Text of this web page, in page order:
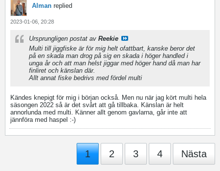
Alman replied
2023-01-06, 20:28
Ursprungligen postat av Reekie
Multi till jiggfiske är för mig helt ofattbart, kanske beror det
på en skada man drog på sig en skada i höger handled i
unga år och att man helst jiggar med höger hand då man har
finliret och känslan där.
Allt annat fiske bedrivs med fördel multi
Kändes knepigt för mig i början också. Men nu när jag kört multi hela
säsongen 2022 så är det svårt att gå tillbaka. Känslan är helt
annorlunda med multi. Känner allt genom gavlarna, går inte att
jännföra med haspel :-)
1 2 3 4 Nästa